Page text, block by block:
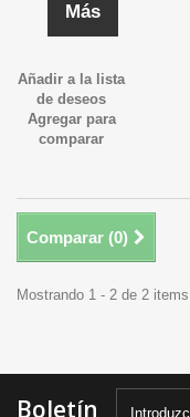
Más
Añadir a la lista
de deseos
Agregar para
comparar
Comparar (0)
Mostrando 1 - 2 de 2 items
Boletín